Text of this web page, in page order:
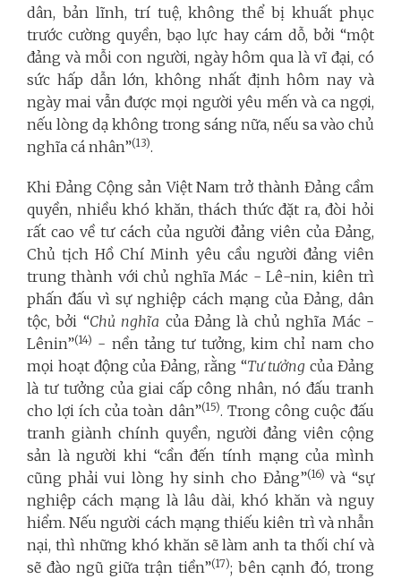
dân, bản lĩnh, trí tuệ, không thể bị khuất phục
trước cường quyền, bạo lực hay cám dỗ, bởi “một
đảng và mỗi con người, ngày hôm qua là vĩ đại, có
sức hấp dẫn lớn, không nhất định hôm nay và
ngày mai vẫn được mọi người yêu mến và ca ngợi,
nếu lòng dạ không trong sáng nữa, nếu sa vào chủ
nghĩa cá nhân”(13).
Khi Đảng Cộng sản Việt Nam trở thành Đảng cầm
quyền, nhiều khó khăn, thách thức đặt ra, đòi hỏi
rất cao về tư cách của người đảng viên của Đảng,
Chủ tịch Hồ Chí Minh yêu cầu người đảng viên
trung thành với chủ nghĩa Mác - Lê-nin, kiên trì
phấn đấu vì sự nghiệp cách mạng của Đảng, dân
tộc, bởi “Chủ nghĩa của Đảng là chủ nghĩa Mác -
Lênin”(14) - nền tảng tư tưởng, kim chỉ nam cho
mọi hoạt động của Đảng, rằng “Tư tưởng của Đảng
là tư tưởng của giai cấp công nhân, nó đấu tranh
cho lợi ích của toàn dân”(15). Trong công cuộc đấu
tranh giành chính quyền, người đảng viên cộng
sản là người khi “cần đến tính mạng của mình
cũng phải vui lòng hy sinh cho Đảng”(16) và “sự
nghiệp cách mạng là lâu dài, khó khăn và nguy
hiểm. Nếu người cách mạng thiếu kiên trì và nhẫn
nại, thì những khó khăn sẽ làm anh ta thối chí và
sẽ đào ngũ giữa trận tiền”(17); bên cạnh đó, trong